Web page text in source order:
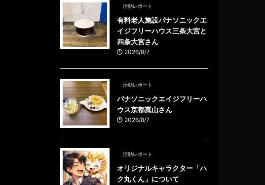
活動レポート
有料老人施設パナソニックエ
イジフリーハウス三条大宮と
四条大宮さん
2026/8/7
活動レポート
パナソニックエイジフリーハ
ウス京都嵐山さん
2026/8/7
活動レポート
オリジナルキャラクター「ハ
ク丸くん」について